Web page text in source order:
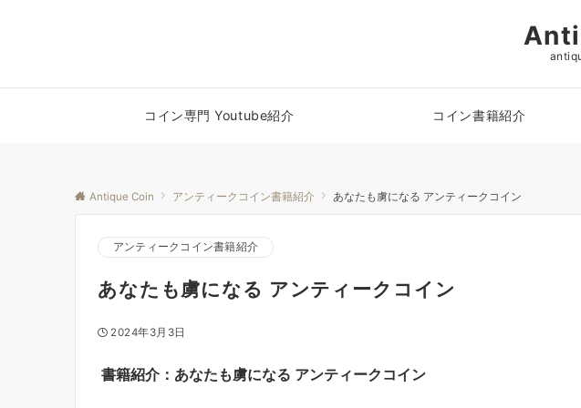
コイン専門 Youtube紹介 コイン書籍紹介
Antique Coin アンティークコイン書籍紹介 あなたも虜になる アンティークコイン
アンティークコイン書籍紹介
あなたも虜になる アンティークコイン
2024年3月3日
書籍紹介：あなたも虜になる アンティークコイン